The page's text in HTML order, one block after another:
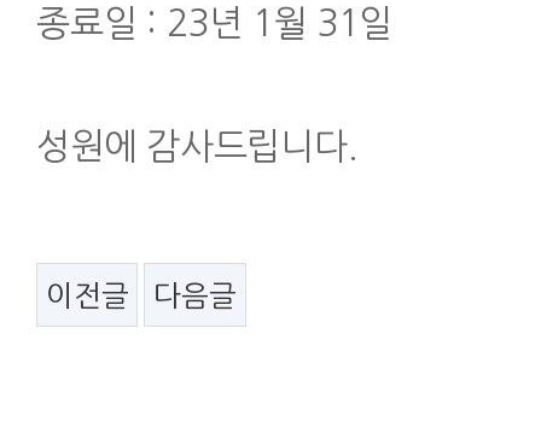
종료일 : 23년 1월 31일
성원에 감사드립니다.
이전글 다음글